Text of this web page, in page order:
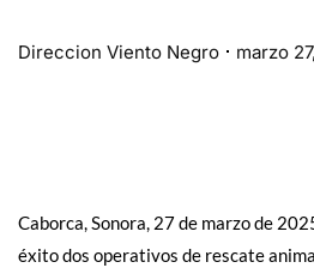
Direccion Viento Negro marzo
Caborca, Sonora, 27 de marzo de
éxito dos operativos de rescate